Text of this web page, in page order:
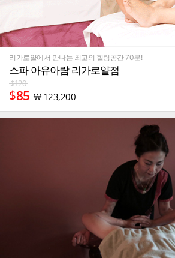
리가로얄에서 만나는 최고의 힐링공간 70분!
스파 아유아람 리가로얄점
$120
$85 ￦ 123,200